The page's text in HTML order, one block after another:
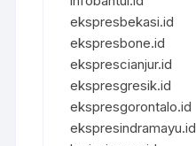
ekspresbekasi.id
ekspresbone.id
eksprescianjur.id
ekspresgresik.id
ekspresgorontalo.id
ekspresindramayu.id